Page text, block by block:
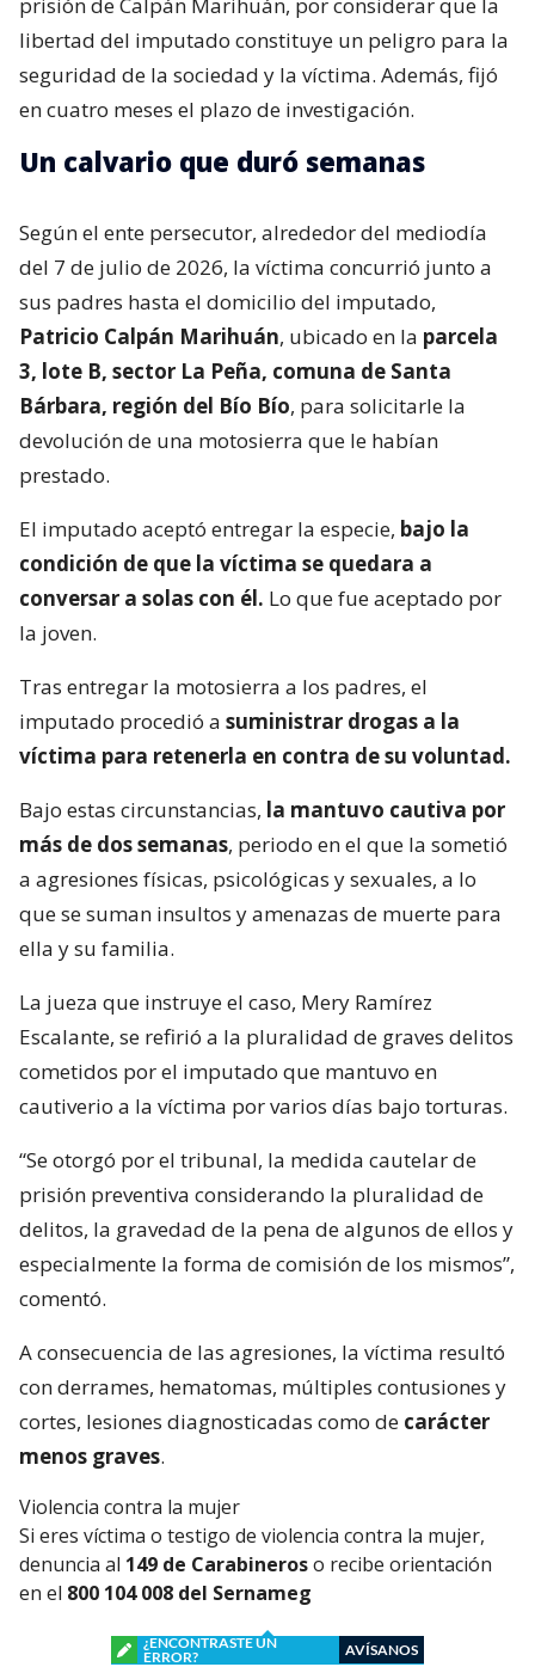
libertad del imputado constituye un peligro para la
seguridad de la sociedad y la víctima. Además, fijó
en cuatro meses el plazo de investigación.
Un calvario que duró semanas
Según el ente persecutor, alrededor del mediodía
del 7 de julio de 2026, la víctima concurrió junto a
sus padres hasta el domicilio del imputado,
Patricio Calpán Marihuán, ubicado en la parcela
3, lote B, sector La Peña, comuna de Santa
Bárbara, región del Bío Bío, para solicitarle la
devolución de una motosierra que le habían
prestado.
El imputado aceptó entregar la especie, bajo la
condición de que la víctima se quedara a
conversar a solas con él. Lo que fue aceptado por
la joven.
Tras entregar la motosierra a los padres, el
imputado procedió a suministrar drogas a la
víctima para retenerla en contra de su voluntad.
Bajo estas circunstancias, la mantuvo cautiva por
más de dos semanas, periodo en el que la sometió
a agresiones físicas, psicológicas y sexuales, a lo
que se suman insultos y amenazas de muerte para
ella y su familia.
La jueza que instruye el caso, Mery Ramírez
Escalante, se refirió a la pluralidad de graves delitos
cometidos por el imputado que mantuvo en
cautiverio a la víctima por varios días bajo torturas.
“Se otorgó por el tribunal, la medida cautelar de
prisión preventiva considerando la pluralidad de
delitos, la gravedad de la pena de algunos de ellos y
especialmente la forma de comisión de los mismos”,
comentó.
A consecuencia de las agresiones, la víctima resultó
con derrames, hematomas, múltiples contusiones y
cortes, lesiones diagnosticadas como de carácter
menos graves.
Violencia contra la mujer
Si eres víctima o testigo de violencia contra la mujer,
denuncia al 149 de Carabineroso recibe orientación
en el 800 104 008 del Sernameg
¿ENCONTRASTE UN
ERROR?
AVÍSANOS